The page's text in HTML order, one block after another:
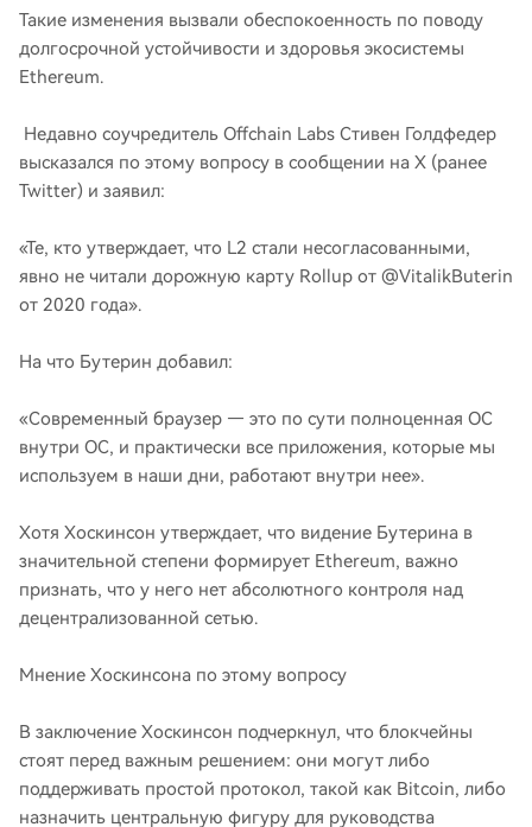
Такие изменения вызвали обеспокоенность по поводу
долгосрочной устойчивости и здоровья экосистемы
Ethereum.
Недавно соучредитель Offchain Labs Стивен Голдфедер
высказался по этому вопросу в сообщении на X (ранее
Twitter) и заявил:
«Те, кто утверждает, что L2 стали несогласованными,
явно не читали дорожную карту Rollup от @VitalikButerin
от 2020 года».
На что Бутерин добавил:
«Современный браузер — это по сути полноценная ОС
внутри ОС, и практически все приложения, которые мы
используем в наши дни, работают внутри нее».
Хотя Хоскинсон утверждает, что видение Бутерина в
значительной степени формирует Ethereum, важно
признать, что у него нет абсолютного контроля над
децентрализованной сетью.
Мнение Хоскинсона по этому вопросу
В заключение Хоскинсон подчеркнул, что блокчейны
стоят перед важным решением: они могут либо
поддерживать простой протокол, такой как Bitcoin, либо
назначить центральную фигуру для руководства